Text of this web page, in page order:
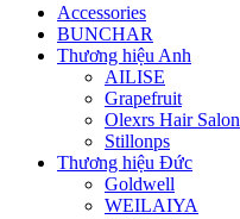
Accessories
BUNCHAR
Thương hiệu Anh
AILISE
Grapefruit
Olexrs Hair Salon
Stillonps
Thương hiệu Đức
Goldwell
WEILAIYA